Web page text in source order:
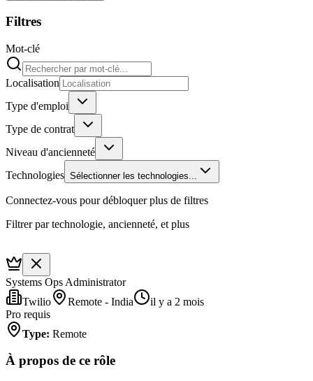
Filtres
Mot-clé
Localisation
Type d'emploi
Type de contrat
Niveau d'ancienneté
Technologies Sélectionner les technologies...
Connectez-vous pour débloquer plus de filtres
Filtrer par technologie, ancienneté, et plus
Systems Ops Administrator
Twilio
Remote - India
il y a 2 mois
Pro requis
Type: Remote
À propos de ce rôle